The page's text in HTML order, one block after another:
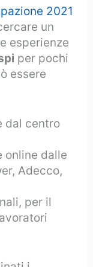
2021
un
esperienze
per pochi
essere
dal centro
online dalle
Adecco,
per il